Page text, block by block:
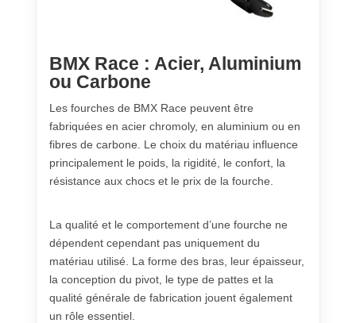
BMX Race : Acier, Aluminium
ou Carbone
Les fourches de BMX Race peuvent être
fabriquées en acier chromoly, en aluminium ou en
fibres de carbone. Le choix du matériau influence
principalement le poids, la rigidité, le confort, la
résistance aux chocs et le prix de la fourche.
La qualité et le comportement d’une fourche ne
dépendent cependant pas uniquement du
matériau utilisé. La forme des bras, leur épaisseur,
la conception du pivot, le type de pattes et la
qualité générale de fabrication jouent également
un rôle essentiel.